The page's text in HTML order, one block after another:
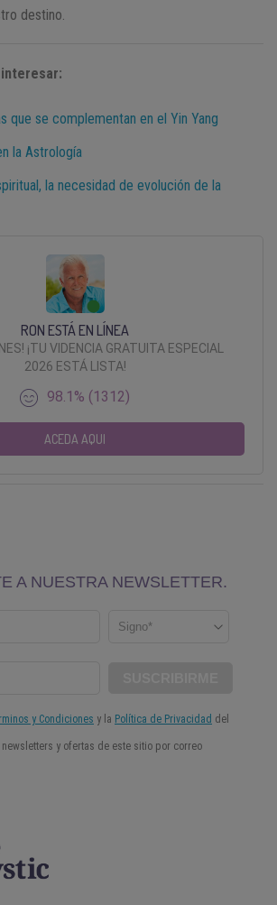
destino.
que se complementan en el Yin Yang
la Astrología
la necesidad de evolución de la
RON ESTÁ EN LÍNEA
¡TU VIDENCIA GRATUITA ESPECIAL
2026 ESTÁ LISTA!
98.1% (1312)
ACEDA AQUI